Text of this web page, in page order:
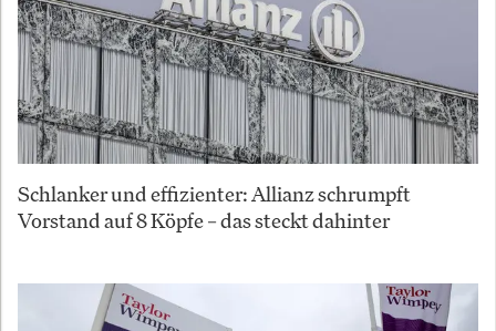
Schlanker und effizienter: Allianz schrumpft
Vorstand auf 8 Köpfe – das steckt dahinter